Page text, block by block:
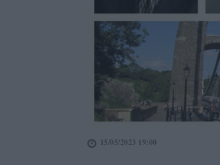
15/05/2023 19:00